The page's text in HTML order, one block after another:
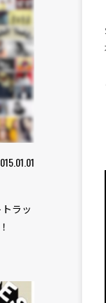
ラッ